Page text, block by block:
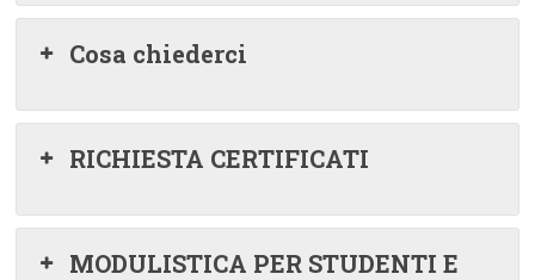
Cosa chiederci
RICHIESTA CERTIFICATI
MODULISTICA PER STUDENTI E